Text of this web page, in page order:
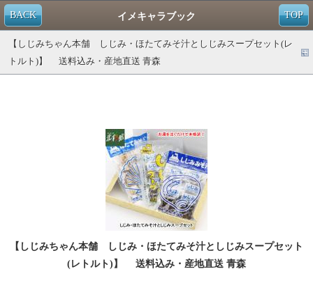
TOP
BACK イメキャラブック
【しじみちゃん本舗 しじみ・ほたてみそ汁としじみスープセット(レ
トルト)】 送料込み・産地直送 青森
【しじみちゃん本舗 しじみ・ほたてみそ汁としじみスープセット
(レトルト)】 送料込み・産地直送 青森